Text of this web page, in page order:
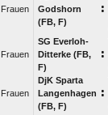
Frauen
Godshorn
(FB, F)
:
Frauen
SG Everloh-
Ditterke (FB,
F)
:
Frauen
DjK Sparta
Langenhagen
(FB, F)
: